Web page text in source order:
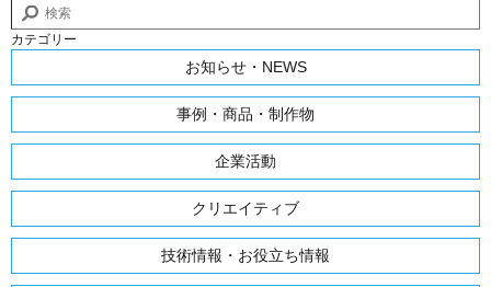
カテゴリー
お知らせ・NEWS
事例・商品・制作物
企業活動
クリエイティブ
技術情報・お役立ち情報